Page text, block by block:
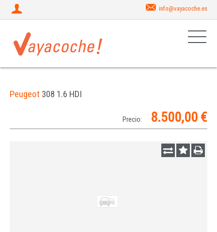
info@vayacoche.es
Peugeot 308 1.6 HDI
Precio: 8.500,00 €